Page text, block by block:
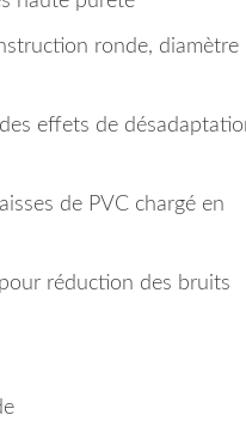
ronde, diamètre
effets de
de PVC chargé en
réduction des bruits